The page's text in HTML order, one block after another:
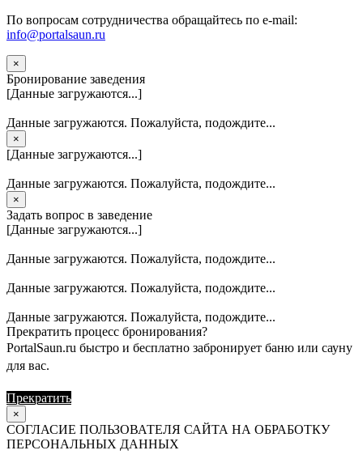
По вопросам сотрудничества обращайтесь по e-mail:
info@portalsaun.ru
×
Бронирование заведения
[Данные загружаются...]
Данные загружаются. Пожалуйста, подождите...
×
[Данные загружаются...]
Данные загружаются. Пожалуйста, подождите...
×
Задать вопрос в заведение
[Данные загружаются...]
Данные загружаются. Пожалуйста, подождите...
Данные загружаются. Пожалуйста, подождите...
Данные загружаются. Пожалуйста, подождите...
Прекратить процесс бронирования?
PortalSaun.ru быстро и бесплатно забронирует баню или сауну
для вас.
Прекратить
×
СОГЛАСИЕ ПОЛЬЗОВАТЕЛЯ САЙТА НА ОБРАБОТКУ
ПЕРСОНАЛЬНЫХ ДАННЫХ